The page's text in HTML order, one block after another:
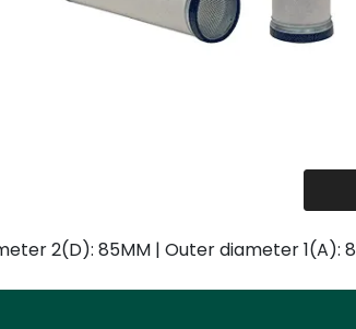
2(D): 85MM | Outer diameter 1(A):